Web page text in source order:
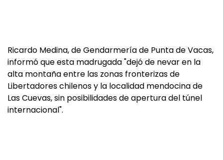
Ricardo Medina, de Gendarmería de Punta de Vacas,
informó que esta madrugada "dejó de nevar en la
alta montaña entre las zonas fronterizas de
Libertadores chilenos y la localidad mendocina de
Las Cuevas, sin posibilidades de apertura del túnel
internacional".